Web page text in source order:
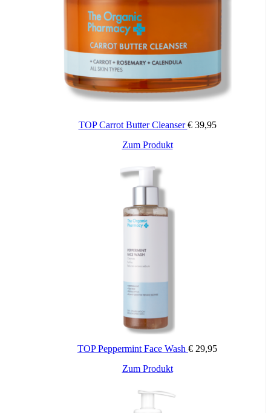
TOP Carrot Butter Cleanser€39,95
Zum Produkt
TOP Peppermint Face Wash € 29,95
Zum Produkt